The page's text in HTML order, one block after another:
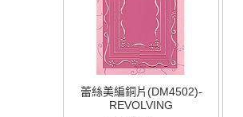
蕾絲美編銅片(DM4502)-
REVOLVING